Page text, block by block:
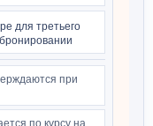
для третьего
при
по курсу на